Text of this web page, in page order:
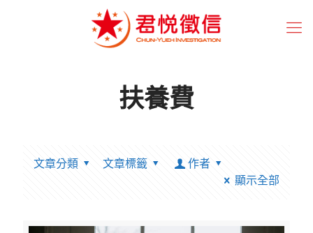
扶養費
文章分類 文章標籤
作者
顯示全部